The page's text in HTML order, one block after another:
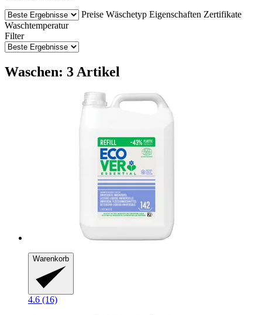
Preise Wäschetyp Eigenschaften Zertifikate
Waschtemperatur
Filter
Waschen: 3 Artikel
Warenkorb
4.6 (16)